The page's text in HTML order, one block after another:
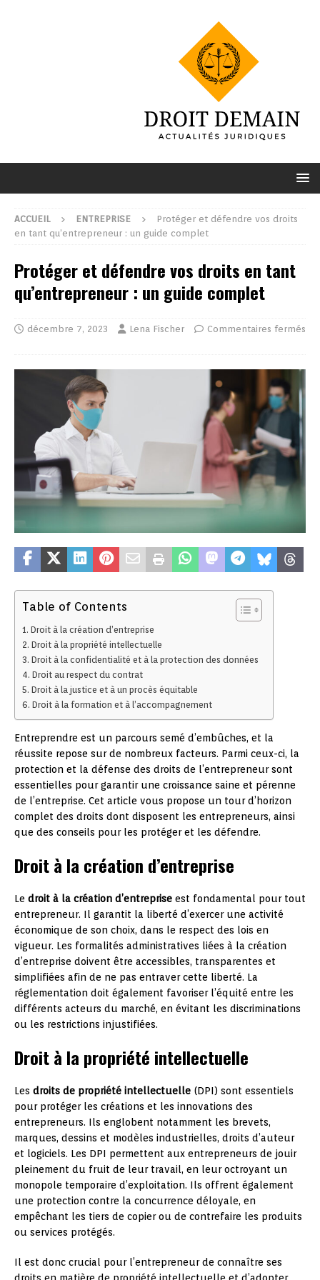
ACCUEIL ENTREPRISE
Protéger et défendre vos droits
en tant qu’entrepreneur : un guide complet
Protéger et défendre vos droits en tant
qu’entrepreneur : un guide complet
décembre 7, 2023 Lena Fischer Commentaires fermés
Table of Contents
Droit à la création d’entreprise
Droit à la propriété intellectuelle
Droit à la confidentialité et à la protection des données
Droit au respect du contrat
Droit à la justice et à un procès équitable
Droit à la formation et à l’accompagnement
Entreprendre est un parcours semé d’embûches, et la
réussite repose sur de nombreux facteurs. Parmi ceux-ci, la
protection et la défense des droits de l’entrepreneur sont
essentielles pour garantir une croissance saine et pérenne
de l’entreprise. Cet article vous propose un tour d’horizon
complet des droits dont disposent les entrepreneurs, ainsi
que des conseils pour les protéger et les défendre.
Droit à la création d’entreprise
Le droit à la création d’entreprise est fondamental pour tout
entrepreneur. Il garantit la liberté d’exercer une activité
économique de son choix, dans le respect des lois en
vigueur. Les formalités administratives liées à la création
d’entreprise doivent être accessibles, transparentes et
simplifiées afin de ne pas entraver cette liberté. La
réglementation doit également favoriser l’équité entre les
différents acteurs du marché, en évitant les discriminations
ou les restrictions injustifiées.
Droit à la propriété intellectuelle
Les droits de propriété intellectuelle (DPI) sont essentiels
pour protéger les créations et les innovations des
entrepreneurs. Ils englobent notamment les brevets,
marques, dessins et modèles industrielles, droits d’auteur
et logiciels. Les DPI permettent aux entrepreneurs de jouir
pleinement du fruit de leur travail, en leur octroyant un
monopole temporaire d’exploitation. Ils offrent également
une protection contre la concurrence déloyale, en
empêchant les tiers de copier ou de contrefaire les produits
ou services protégés.
Il est donc crucial pour l’entrepreneur de connaître ses